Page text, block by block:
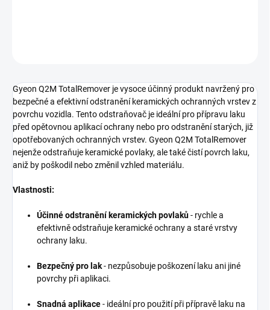
Gyeon Q2M TotalRemover je vysoce účinný produkt navržený pro
bezpečné a efektivní odstranění keramických ochranných vrstev z
povrchu vozidla. Tento odstraňovač je ideální pro přípravu laku
před opětovnou aplikací ochrany nebo pro odstranění starých, již
opotřebovaných ochranných vrstev. Gyeon Q2M TotalRemover
nejenže odstraňuje keramické povlaky, ale také čistí povrch laku,
aniž by poškodil nebo změnil vzhled materiálu.
Vlastnosti:
Účinné odstranění keramických povlaků- rychle a
efektivně odstraňuje keramické ochrany a staré vrstvy
ochrany laku.
Bezpečný pro lak- nezpůsobuje poškození laku ani jiné
povrchy při aplikaci.
Snadná aplikace- ideální pro použití při přípravě laku na